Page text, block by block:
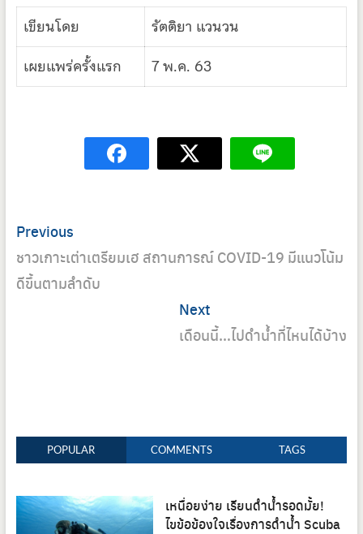
เขียนโดย
รัตติยา แวนวน
เผยแพร่ครั้งแรก
7 พ.ค. 63
Post
navigation
PreviousPrevious
post:
ชาวเกาะเต่าเตรียมเฮ สถานการณ์ COVID-19 มีแนวโน้ม
ดีขึ้นตามลำดับ
Next
post:
เดือนนี้…ไปดำน้ำที่ไหนได้บ้าง
POPULAR COMMENTS TAGS
เหนื่อยง่าย เรียนดำน้ำรอดมั้ย!
ไขข้อข้องใจเรื่องการดำน้ำ Scuba